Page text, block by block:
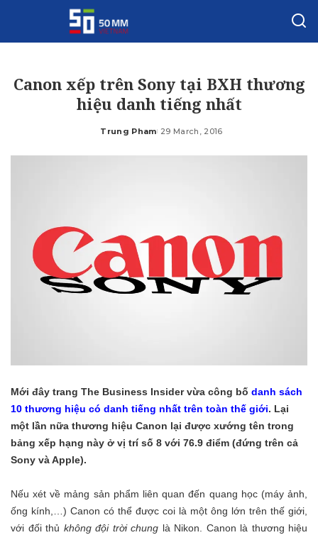
Canon xếp trên Sony tại BXH thương
hiệu danh tiếng nhất
Posted
Trung Pham 29 March, 2016
Mới đây trang The Business Insider vừa công bố danh sách
10 thương hiệu có danh tiếng nhất trên toàn thế giới. Lại
một lần nữa thương hiệu Canon lại được xướng tên trong
bảng xếp hạng này ở vị trí số 8 với 76.9 điểm (đứng trên cả
Sony và Apple).
Nếu xét về mảng sản phẩm liên quan đến quang học (máy ảnh,
ống kính,…) Canon có thể được coi là một ông lớn trên thế giới,
với đối thủ không đội trời chung là Nikon. Canon là thương hiệu